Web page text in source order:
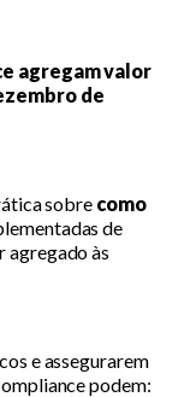
agregam valor
de
sobre como
de
agregado às
e assegurarem
podem: